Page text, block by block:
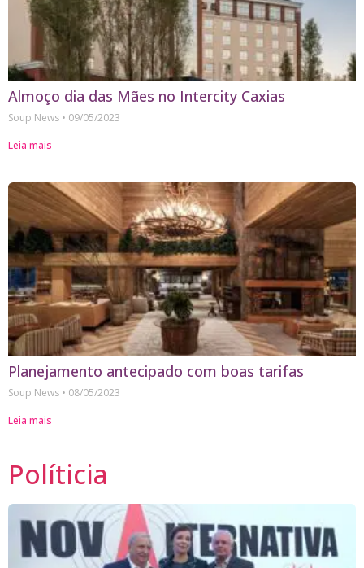
Almoço dia das Mães no Intercity Caxias
Soup News
09/05/2023
Leia mais
Planejamento antecipado com boas tarifas
Soup News
08/05/2023
Leia mais
Políticia